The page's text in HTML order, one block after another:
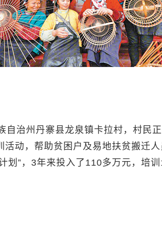
自治州丹寨县龙泉镇卡拉村，村民
活动，帮助贫困户及易地扶贫搬迁
划”，3年来投入了110多万元，培